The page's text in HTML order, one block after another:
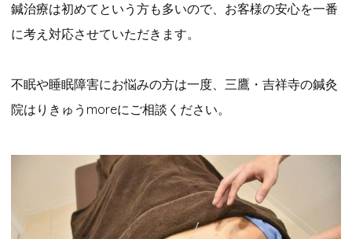
鍼治療は初めてという方も多いので、お客様の安心を一番
に考え対応させていただきます。
不眠や睡眠障害にお悩みの方は一度、三鷹・吉祥寺の鍼灸
院はりきゅうmoreにご相談ください。